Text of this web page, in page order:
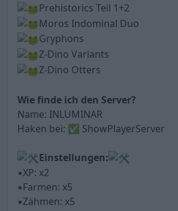
Prehistorics Teil 1+2
Moros Indominal Duo
Gryphons
Z-Dino Variants
Z-Dino Otters
Wie finde ich den Server?
Name: INLUMINAR
Haken bei: ✅️ ShowPlayerServer
Einstellungen:
▪︎XP: x2
▪︎Farmen: x5
▪︎Zähmen: x5